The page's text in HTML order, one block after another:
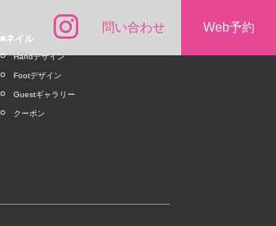
問い合わせ Web予約
■ネイル
Handデザイン
Footデザイン
Guestギャラリー
クーポン